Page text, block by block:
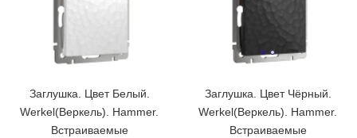
Заглушка. Цвет Белый.
Werkel(Веркель). Hammer.
Встраиваемые
Заглушка. Цвет Чёрный.
Werkel(Веркель). Hammer.
Встраиваемые